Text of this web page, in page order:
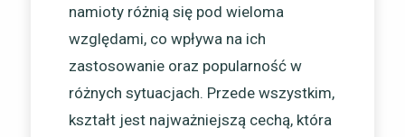
namioty różnią się pod wieloma
względami, co wpływa na ich
zastosowanie oraz popularność w
różnych sytuacjach. Przede wszystkim,
kształt jest najważniejszą cechą, która